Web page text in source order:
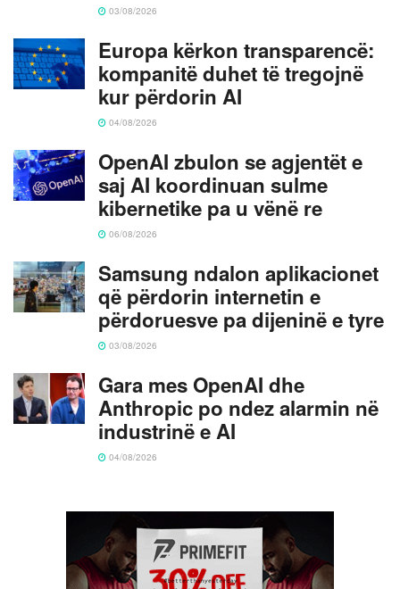
03/08/2026
Europa kërkon transparencë:
kompanitë duhet të tregojnë
kur përdorin AI
04/08/2026
OpenAI zbulon se agjentët e
saj AI koordinuan sulme
kibernetike pa u vënë re
06/08/2026
Samsung ndalon aplikacionet
që përdorin internetin e
përdoruesve pa dijeninë e tyre
03/08/2026
Gara mes OpenAI dhe
Anthropic po ndez alarmin në
industrinë e AI
04/08/2026